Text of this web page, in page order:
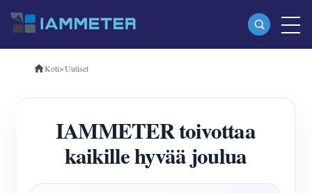
Tuotteet
Kolmivaiheinen Wi-Fi-energiamittari (WEM3080T)
Kolmivaiheinen Wi-Fi-energiamittari (WEM3046T)
Kolmivaiheinen Wi-Fi-energiamittari (WEM3050T)
Koti>Uutiset
IAMMETER toivottaa
kaikille hyvää joulua